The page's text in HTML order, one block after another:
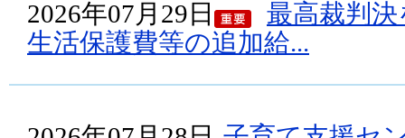
2026年07月29日
最高裁判
生活保護費等の追加給...